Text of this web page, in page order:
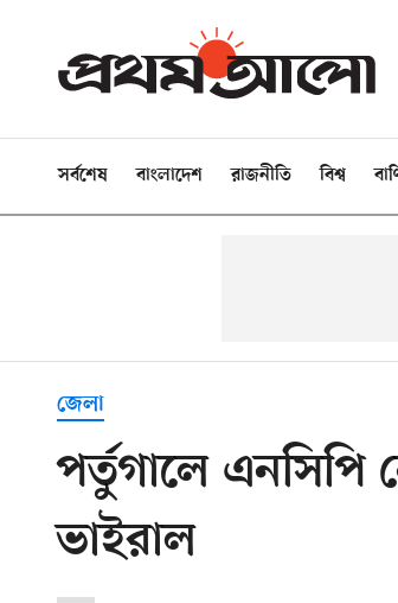
সর্বশেষ বাংলাদেশ রাজনীতি বিশ্ব
জেলা
পর্তুগালে এনসিপি
ভাইরাল